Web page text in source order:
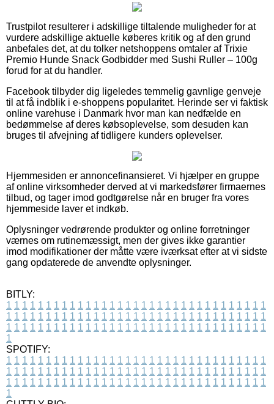
Trustpilot resulterer i adskillige tiltalende muligheder for at
vurdere adskillige aktuelle køberes kritik og af den grund
anbefales det, at du tolker netshoppens omtaler af Trixie
Premio Hunde Snack Godbidder med Sushi Ruller – 100g
forud for at du handler.
Facebook tilbyder dig ligeledes temmelig gavnlige genveje
til at få indblik i e-shoppens popularitet. Herinde ser vi faktisk
online varehuse i Danmark hvor man kan nedfælde en
bedømmelse af deres købsoplevelse, som desuden kan
bruges til afvejning af tidligere kunders oplevelser.
Hjemmesiden er annoncefinansieret. Vi hjælper en gruppe
af online virksomheder derved at vi markedsfører firmaernes
tilbud, og tager imod godtgørelse når en bruger fra vores
hjemmeside laver et indkøb.
Oplysninger vedrørende produkter og online forretninger
værnes om rutinemæssigt, men der gives ikke garantier
imod modifikationer der måtte være iværksat efter at vi sidste
gang opdaterede de anvendte oplysninger.
BITLY:
1 1 1 1 1 1 1 1 1 1 1 1 1 1 1 1 1 1 1 1 1 1 1 1 1 1 1 1 1 1 1 1 1
1 1 1 1 1 1 1 1 1 1 1 1 1 1 1 1 1 1 1 1 1 1 1 1 1 1 1 1 1 1 1 1 1
1 1 1 1 1 1 1 1 1 1 1 1 1 1 1 1 1 1 1 1 1 1 1 1 1 1 1 1 1 1 1 1 1
1
SPOTIFY:
1 1 1 1 1 1 1 1 1 1 1 1 1 1 1 1 1 1 1 1 1 1 1 1 1 1 1 1 1 1 1 1 1
1 1 1 1 1 1 1 1 1 1 1 1 1 1 1 1 1 1 1 1 1 1 1 1 1 1 1 1 1 1 1 1 1
1 1 1 1 1 1 1 1 1 1 1 1 1 1 1 1 1 1 1 1 1 1 1 1 1 1 1 1 1 1 1 1 1
1